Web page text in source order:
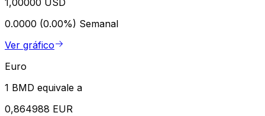
1,00000 USD
0.0000 (0.00%) Semanal
Ver gráfico
Euro
1 BMD equivale a
0,864988 EUR